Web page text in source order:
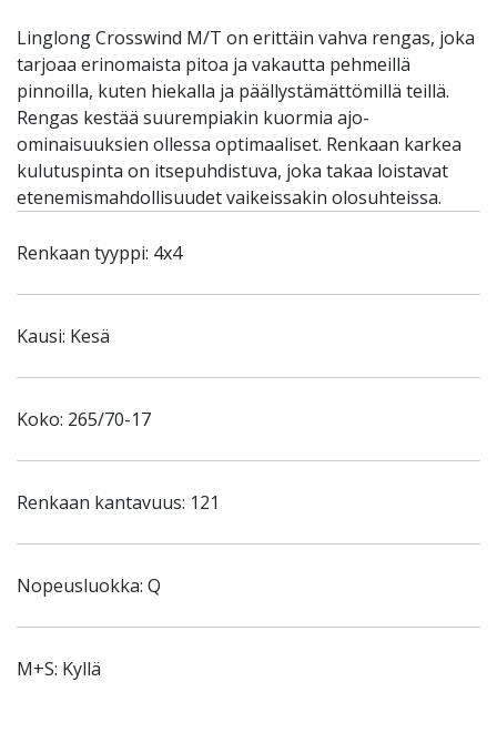
Linglong Crosswind M/T on erittäin vahva rengas, joka
tarjoaa erinomaista pitoa ja vakautta pehmeillä
pinnoilla, kuten hiekalla ja päällystämättömillä teillä.
Rengas kestää suurempiakin kuormia ajo-
ominaisuuksien ollessa optimaaliset. Renkaan karkea
kulutuspinta on itsepuhdistuva, joka takaa loistavat
etenemismahdollisuudet vaikeissakin olosuhteissa.
Renkaan tyyppi: 4x4
Kausi: Kesä
Koko: 265/70-17
Renkaan kantavuus: 121
Nopeusluokka: Q
M+S: Kyllä